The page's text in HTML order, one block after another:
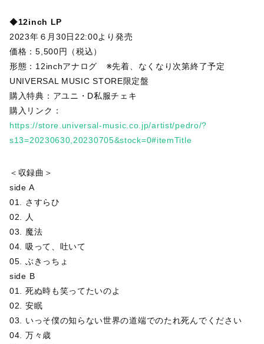
◆12inch LP
2023年６月30日22:00より発売
価格：5,500円（税込）
形態：12inchアナログ ※先着、なくなり次第終了予定
UNIVERSAL MUSIC STORE限定盤
購入特典：アユニ・D私服チェキ
購入リンク：
https://store.universal-music.co.jp/artist/pedro/?
s13=20230630,20230705&stock=0#itemTitle
＜収録曲＞
side A
01. さすらひ
02. 人
03. 魔法
04. 吸って、吐いて
05. ぶきっちょ
side B
01. 死ぬ時も笑ってたいのよ
02. 安眠
03. いっそ僕の知らない世界の道端でのたれ死んでください
04. 万々歳